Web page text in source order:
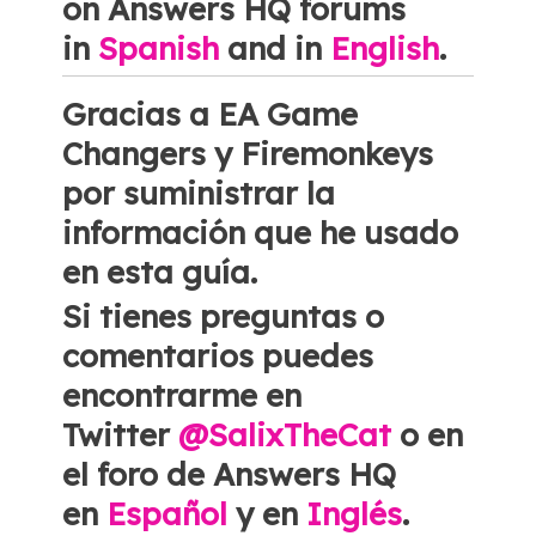
on Answers HQ forums
in Spanishand in English.
Gracias a EA Game
Changers y Firemonkeys
por suministrar la
información que he usado
en esta guía.
Si tienes preguntas o
comentarios puedes
encontrarme en
Twitter @SalixTheCat o en
el foro de Answers HQ
en Español y en Inglés.